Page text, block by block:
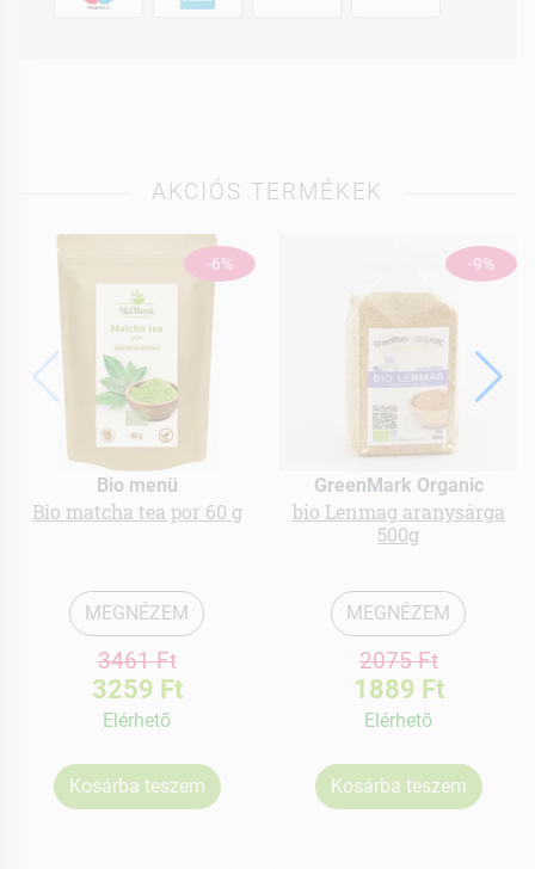
AKCIÓS TERMÉKEK
-6%
Bio menü
Bio matcha tea por 60 g
MEGNÉZEM
3461 Ft
3259 Ft
Elérhetõ
Kosárba teszem
-9%
GreenMark Organic
bio Lenmag aranysárga
500g
MEGNÉZEM
2075 Ft
1889 Ft
Elérhetõ
Kosárba teszem